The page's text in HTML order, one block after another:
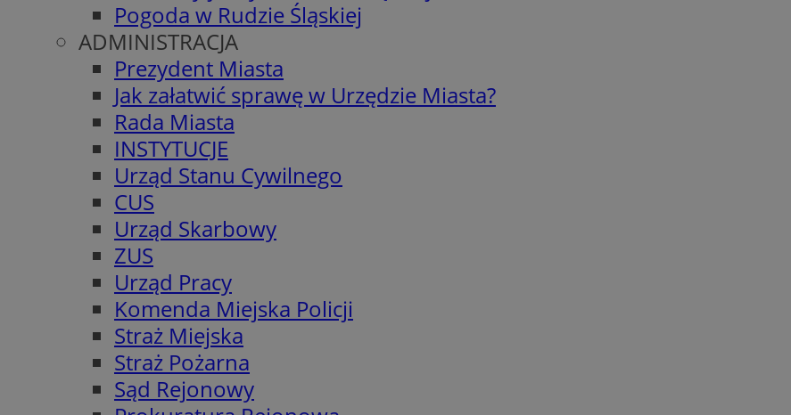
Pogoda w Rudzie Śląskiej
ADMINISTRACJA
Prezydent Miasta
Jak załatwić sprawę w Urzędzie Miasta?
Rada Miasta
INSTYTUCJE
Urząd Stanu Cywilnego
CUS
Urząd Skarbowy
ZUS
Urząd Pracy
Komenda Miejska Policji
Straż Miejska
Straż Pożarna
Sąd Rejonowy